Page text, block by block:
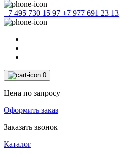
+7 495 730 15 97 +7 977 691 23 13
0
Цена по запросу
Оформить заказ
Заказать звонок
Каталог